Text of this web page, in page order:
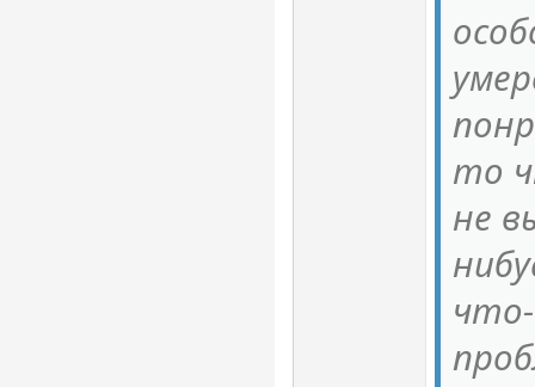
то
не